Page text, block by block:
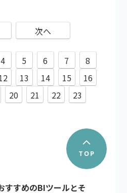
次へ
4 5 6 7
8
13 14 15
16
20 21 22 23
すすめのBIツールとそ